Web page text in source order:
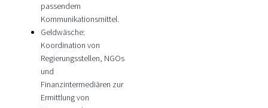
passendem
Kommunikationsmittel.
Geldwäsche:
Koordination von
Regierungsstellen, NGOs
und
Finanzintermediären zur
Ermittlung von